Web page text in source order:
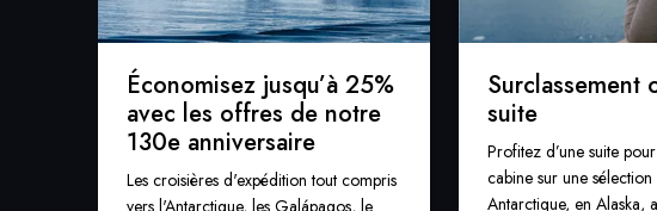
Économisez jusqu’à 25%
avec les offres de notre
130e anniversaire
Les croisières d'expédition tout compris
vers l'Antarctique, les Galápagos, le
Surclassement
suite
Profitez d’une suite
cabine sur une
Antarctique, en Alaska,